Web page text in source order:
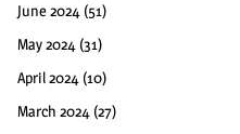
June 2024 (51)
May 2024 (31)
April 2024 (10)
March 2024 (27)